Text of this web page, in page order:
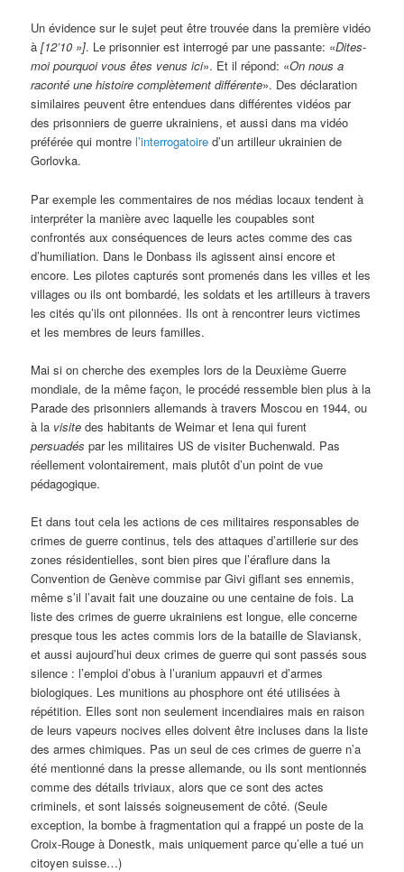
Un évidence sur le sujet peut être trouvée dans la première vidéo
à[12’10 »]. Le prisonnier est interrogé par une passante: «Dites-
moi pourquoi vous êtes venus ici». Et il répond: «On nous a
raconté une histoire complètement différente». Des déclaration
similaires peuvent être entendues dans différentes vidéos par
des prisonniers de guerre ukrainiens, et aussi dans ma vidéo
préférée qui montrel’interrogatoire d’un artilleur ukrainien de
Gorlovka.
Par exemple les commentaires de nos médias locaux tendent à
interpréter la manière avec laquelle les coupables sont
confrontés aux conséquences de leurs actes comme des cas
d’humiliation. Dans le Donbass ils agissent ainsi encore et
encore. Les pilotes capturés sont promenés dans les villes et les
villages ou ils ont bombardé, les soldats et les artilleurs à travers
les cités qu’ils ont pilonnées. Ils ont à rencontrer leurs victimes
et les membres de leurs familles.
Mai si on cherche des exemples lors de la Deuxième Guerre
mondiale, de la même façon, le procédé ressemble bien plus à la
Parade des prisonniers allemands à travers Moscou en 1944, ou
à la visitedes habitants de Weimar et Iena qui furent
persuadés par les militaires US de visiter Buchenwald. Pas
réellement volontairement, mais plutôt d’un point de vue
pédagogique.
Et dans tout cela les actions de ces militaires responsables de
crimes de guerre continus, tels des attaques d’artillerie sur des
zones résidentielles, sont bien pires que l’éraflure dans la
Convention de Genève commise par Givi giflant ses ennemis,
même s’il l’avait fait une douzaine ou une centaine de fois. La
liste des crimes de guerre ukrainiens est longue, elle concerne
presque tous les actes commis lors de la bataille de Slaviansk,
et aussi aujourd’hui deux crimes de guerre qui sont passés sous
silence : l’emploi d’obus à l’uranium appauvri et d’armes
biologiques. Les munitions au phosphore ont été utilisées à
répétition. Elles sont non seulement incendiaires mais en raison
de leurs vapeurs nocives elles doivent être incluses dans la liste
des armes chimiques. Pas un seul de ces crimes de guerre n’a
été mentionné dans la presse allemande, ou ils sont mentionnés
comme des détails triviaux, alors que ce sont des actes
criminels, et sont laissés soigneusement de côté. (Seule
exception, la bombe à fragmentation qui a frappé un poste de la
Croix-Rouge à Donestk, mais uniquement parce qu’elle a tué un
citoyen suisse…)